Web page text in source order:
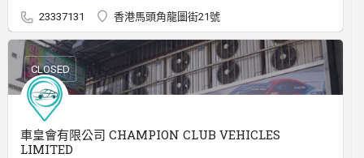
23337131 香港馬頭角龍圖街21號
車皇會有限公司 CHAMPION CLUB VEHICLES
LIMITED
CLOSED